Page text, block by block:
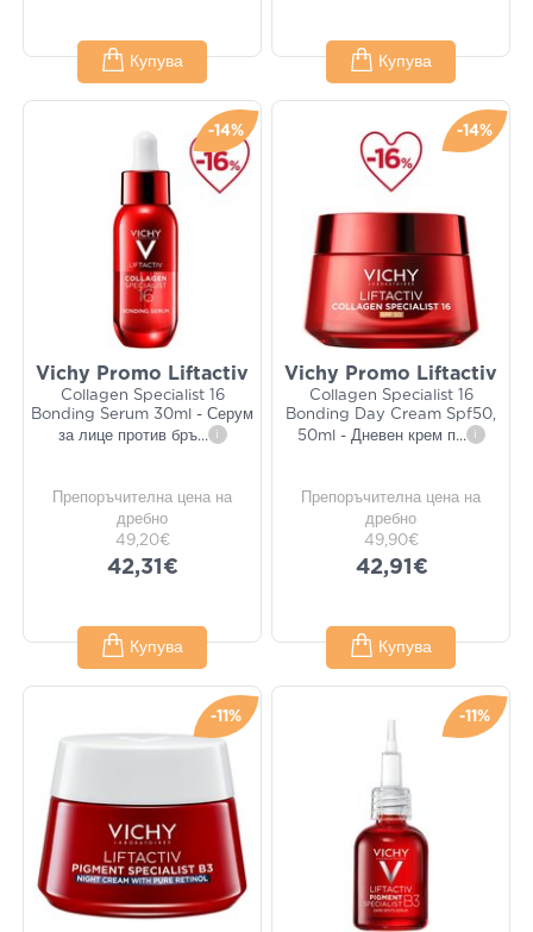
Купува Купува
-14%
Vichy Promo Liftactiv
Collagen Specialist 16
Bonding Serum 30ml - Серум
за лице против бръ... i
Препоръчителна цена на
дребно
49,20€
42,31€
Купува
-14%
Vichy Promo Liftactiv
Collagen Specialist 16
Bonding Day Cream Spf50,
50ml - Дневен крем п... i
Препоръчителна цена на
дребно
49,90€
42,91€
Купува
-11% -11%